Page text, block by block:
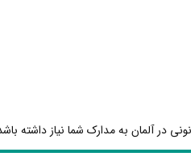
در آلمان به مدارک شما نیاز داشته